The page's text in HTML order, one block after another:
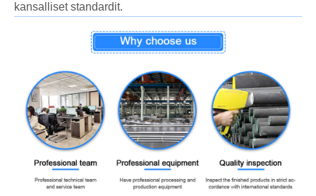
kansalliset standardit.